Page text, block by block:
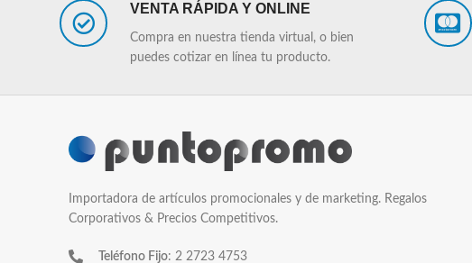
VENTA RÁPIDA Y ONLINE
Compra en nuestra tienda virtual, o bien
puedes cotizar en línea tu producto.
Importadora de artículos promocionales y de marketing. Regalos
Corporativos & Precios Competitivos.
Teléfono Fijo: 2 2723 4753